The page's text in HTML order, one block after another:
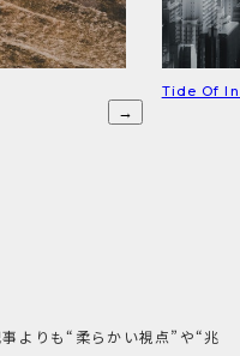
Tide Of
→
よりも“柔らかい視点”や“兆